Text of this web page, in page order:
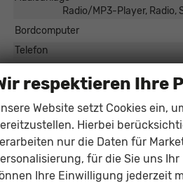
Radio/MP3-Player, Radio,
Bordcomputer
Telefon
Sicherheit & Assistenz
Assistenzsysteme
Regensensor, Tempomat,
Berganfahrassistent,
Müdigkeitserkennungs-Sensor,
respektieren Ihre
Website setzt Cookies ein,
Hierbei
nur die Daten für
für die Sie uns
Ihre Einwilligung jederzeit